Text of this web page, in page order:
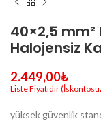
40×2,5 mm²
Halojensiz
2.449,00₺
yüksek güvenlik